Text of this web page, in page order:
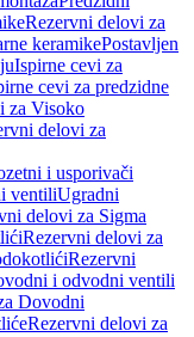
Rezervni delovi za
keramikePostavljen
Ispirne cevi za
cevi za predzidne
za Visoko
delovi za
i usporivači
ventiliUgradni
delovi za Sigma
Rezervni delovi za
Rezervni
i odvodni ventili
Dovodni
Rezervni delovi za